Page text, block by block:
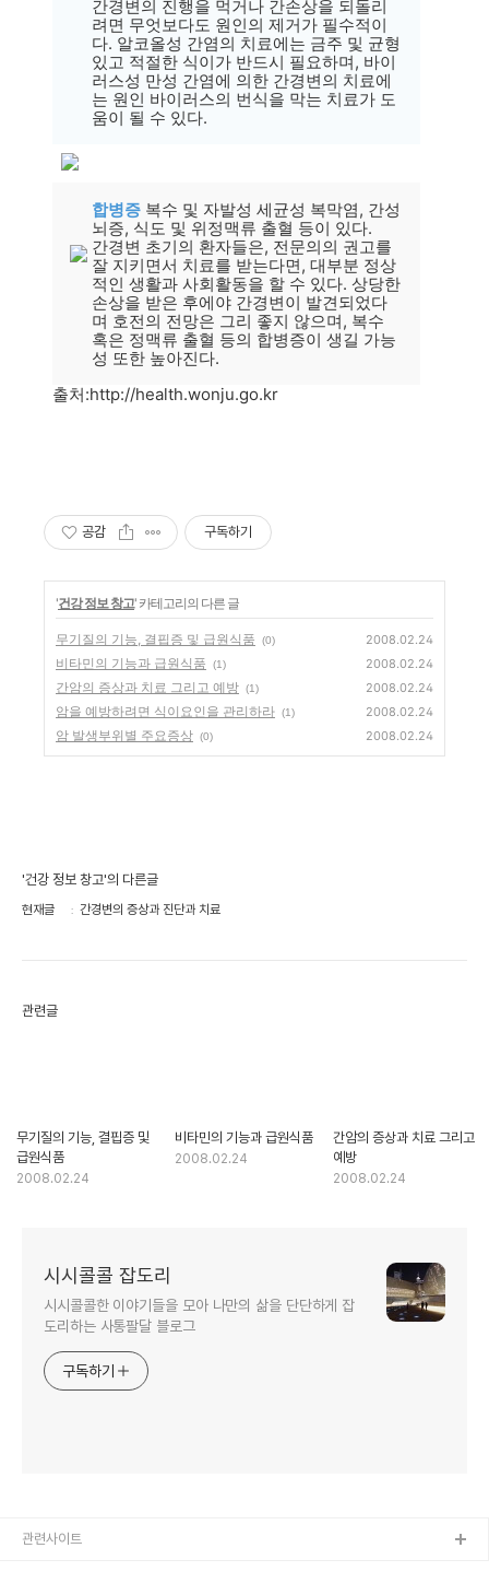
간경변의 진행을 먹거나 간손상을 되돌리
려면 무엇보다도 원인의 제거가 필수적이
다. 알코올성 간염의 치료에는 금주 및 균형
있고 적절한 식이가 반드시 필요하며, 바이
러스성 만성 간염에 의한 간경변의 치료에
는 원인 바이러스의 번식을 막는 치료가 도
움이 될 수 있다.
합병증 복수 및 자발성 세균성 복막염, 간성
뇌증, 식도 및 위정맥류 출혈 등이 있다.
간경변 초기의 환자들은, 전문의의 권고를
잘 지키면서 치료를 받는다면, 대부분 정상
적인 생활과 사회활동을 할 수 있다. 상당한
손상을 받은 후에야 간경변이 발견되었다
며 호전의 전망은 그리 좋지 않으며, 복수
혹은 정맥류 출혈 등의 합병증이 생길 가능
성 또한 높아진다.
출처:http://health.wonju.go.kr
공감 구독하기
'건강 정보 창고' 카테고리의 다른 글
무기질의 기능, 결핍증 및 급원식품 (0) 2008.02.24
비타민의 기능과 급원식품 (1) 2008.02.24
간암의 증상과 치료 그리고 예방 (1) 2008.02.24
암을 예방하려면 식이요인을 관리하라 (1) 2008.02.24
암 발생부위별 주요증상 (0) 2008.02.24
'건강 정보 창고'의 다른글
현재글 간경변의 증상과 진단과 치료
관련글
무기질의 기능, 결핍증 및
급원식품
2008.02.24
비타민의 기능과 급원식품
2008.02.24
간암의 증상과 치료 그리고
예방
2008.02.24
시시콜콜 잡도리
시시콜콜한 이야기들을 모아 나만의 삶을 단단하게 잡
도리하는 사통팔달 블로그
구독하기
관련사이트